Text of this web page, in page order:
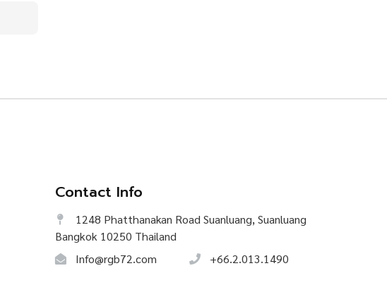
Contact Info
1248 Phatthanakan Road Suanluang, Suanluang
Bangkok 10250 Thailand
Info@rgb72.com
+66.2.013.1490